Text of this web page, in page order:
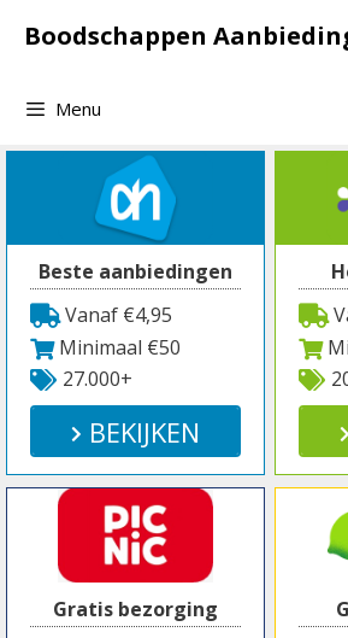
naarBoodschappen
Menu
Beste aanbiedingen
Vanaf €4,95
Minimaal €50
27.000+
BEKIJKEN
Gratis bezorging